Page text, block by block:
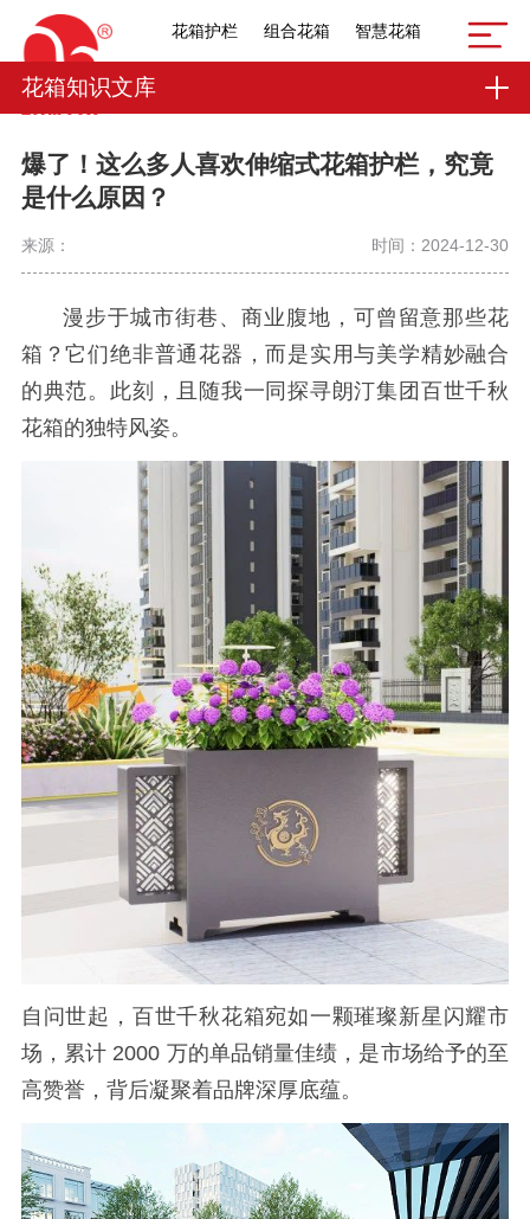
花箱护栏 组合花箱 智慧花箱
花箱知识文库
爆了！这么多人喜欢伸缩式花箱护栏，究竟
是什么原因？
来源： 时间：2024-12-30
漫步于城市街巷、商业腹地，可曾留意那些花
箱？它们绝非普通花器，而是实用与美学精妙融合
的典范。此刻，且随我一同探寻朗汀集团百世千秋
花箱的独特风姿。
自问世起，百世千秋花箱宛如一颗璀璨新星闪耀市
场，累计 2000 万的单品销量佳绩，是市场给予的至
高赞誉，背后凝聚着品牌深厚底蕴。